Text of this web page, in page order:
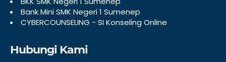
Bank Mini SMK Negeri 1 Sumenep
CYBERCOUNSELING - SI Konseling Online
Hubungi Kami